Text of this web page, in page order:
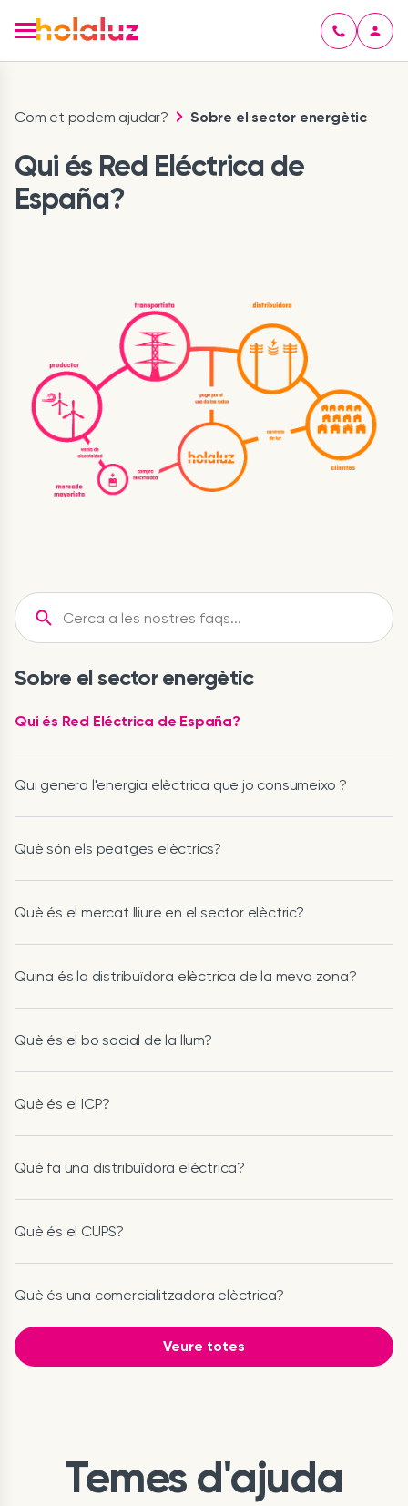
Com et podem ajudar? Sobre el sector energètic
Qui és Red Eléctrica de
España?
Sobre el sector energètic
Qui és Red Eléctrica de España?
Qui genera l'energia elèctrica que jo consumeixo ?
Què són els peatges elèctrics?
Què és el mercat lliure en el sector elèctric?
Quina és la distribuïdora elèctrica de la meva zona?
Què és el bo social de la llum?
Què és el ICP?
Què fa una distribuïdora elèctrica?
Què és el CUPS?
Què és una comercialitzadora elèctrica?
Veure totes
Temes d'ajuda